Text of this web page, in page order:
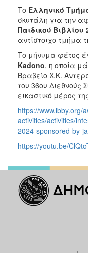
Το Ελληνικό
σκυτάλη για την
Παιδικού Βιβλίου
αντίστοιχο τμήμα
Το μήνυμα φέτος
Kadono, η οποία
Βραβείο Χ.Κ.
του 36ου Διεθνούς
εικαστικό μέρος
https://www.ibby.org/
activities/activities/
2024-sponsored-by-
https://youtu.be/